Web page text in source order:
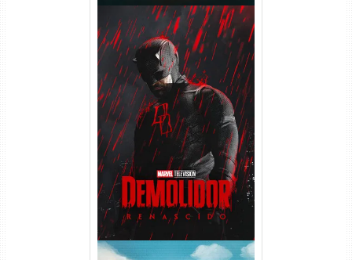
Demolidor: Renascido 2ª
Temporada (2026) WEB-DL
1080p Dual Áudio